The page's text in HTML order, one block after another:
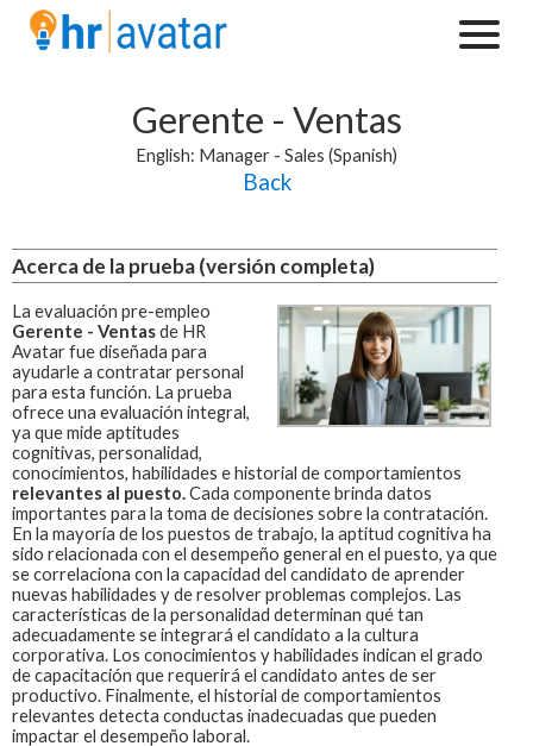
Gerente - Ventas
English: Manager - Sales (Spanish)
Back
Acerca de la prueba (versión completa)
La evaluación pre-empleo
Gerente - Ventasde HR
Avatar fue diseñada para
ayudarle a contratar personal
para esta función. La prueba
ofrece una evaluación integral,
ya que mide aptitudes
cognitivas, personalidad,
conocimientos, habilidades e historial de comportamientos
relevantes al puesto.Cada componente brinda datos
importantes para la toma de decisiones sobre la contratación.
En la mayoría de los puestos de trabajo, la aptitud cognitiva ha
sido relacionada con el desempeño general en el puesto, ya que
se correlaciona con la capacidad del candidato de aprender
nuevas habilidades y de resolver problemas complejos. Las
características de la personalidad determinan qué tan
adecuadamente se integrará el candidato a la cultura
corporativa. Los conocimientos y habilidades indican el grado
de capacitación que requerirá el candidato antes de ser
productivo. Finalmente, el historial de comportamientos
relevantes detecta conductas inadecuadas que pueden
impactar el desempeño laboral.